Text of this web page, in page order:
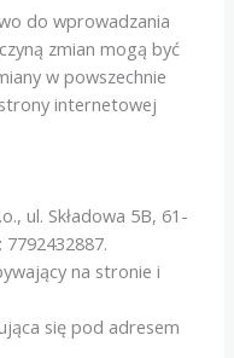
do wprowadzania
zmian mogą być
w powszechnie
internetowej
ul. Składowa 5B, 61-
7792432887.
na stronie i
się pod adresem